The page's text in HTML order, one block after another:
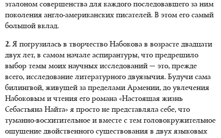
эталоном совершенства для каждого последовавшего за ним
поколения англо-американских писателей. В этом его самый
большой вклад.
2. Я погрузилась в творчество Набокова в возрасте двадцати
двух лет, в самом начале аспирантуры, что предрешило
выбор темы моих научных исследований — это, прежде
всего, исследование литературного двуязычия. Будучи сама
билингвой, живущей за пределами Армении, до увлечения
Набоковым и чтения его романа «Настоящая жизнь
Себастьяна Найта» я просто не представляла себе, что
туманно-восхитительное и вместе с тем головокружительное
ощущение двойственного существования в двух языковых